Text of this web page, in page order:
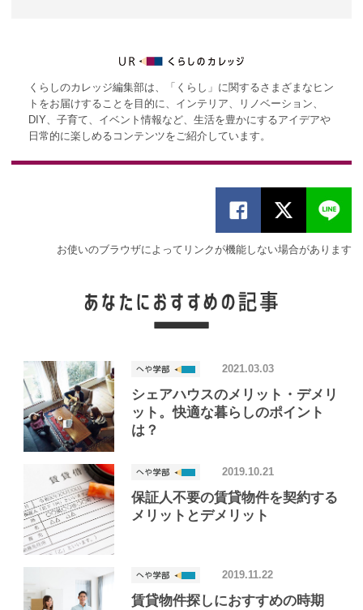
くらしのカレッジ編集部は、「くらし」に関するさまざまなヒン
トをお届けすることを目的に、インテリア、リノベーション、
DIY、子育て、イベント情報など、生活を豊かにするアイデアや
日常的に楽しめるコンテンツをご紹介しています。
お使いのブラウザによってリンクが機能しない場合があります
シェアハウスのメリット・デメリ
ット。快適な暮らしのポイント
は？
2021.03.03
保証人不要の賃貸物件を契約する
メリットとデメリット
2019.10.21
賃貸物件探しにおすすめの時期
2019.11.22